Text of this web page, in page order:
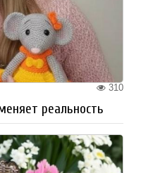
310
реальность